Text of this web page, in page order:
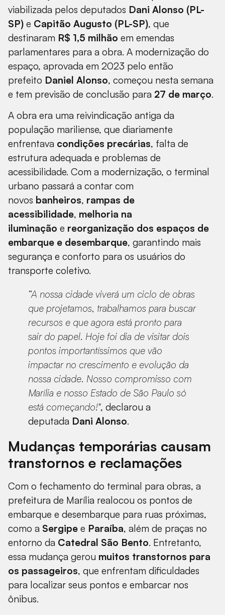
viabilizada pelos deputados Dani Alonso (PL-
SP) e Capitão Augusto (PL-SP), que
destinaram R$ 1,5 milhão em emendas
parlamentares para a obra. A modernização do
espaço, aprovada em 2023 pelo então
prefeito Daniel Alonso, começou nesta semana
e tem previsão de conclusão para 27 de março.
A obra era uma reivindicação antiga da
população mariliense, que diariamente
enfrentava condições precárias, falta de
estrutura adequada e problemas de
acessibilidade. Com a modernização, o terminal
urbano passará a contar com
novos banheiros, rampas de
acessibilidade, melhoria na
iluminação e reorganização dos espaços de
embarque e desembarque, garantindo mais
segurança e conforto para os usuários do
transporte coletivo.
“A nossa cidade viverá um ciclo de obras
que projetamos, trabalhamos para buscar
recursos e que agora está pronto para
sair do papel. Hoje foi dia de visitar dois
pontos importantíssimos que vão
impactar no crescimento e evolução da
nossa cidade. Nosso compromisso com
Marília e nosso Estado de São Paulo só
está começando!", declarou a
deputada Dani Alonso.
Mudanças temporárias causam
transtornos e reclamações
Com o fechamento do terminal para obras, a
prefeitura de Marília realocou os pontos de
embarque e desembarque para ruas próximas,
como a Sergipe e Paraíba, além de praças no
entorno da Catedral São Bento. Entretanto,
essa mudança gerou muitos transtornos para
os passageiros, que enfrentam dificuldades
para localizar seus pontos e embarcar nos
ônibus.